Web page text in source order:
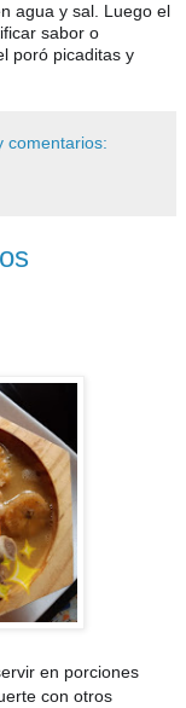
agua y sal. Luego el
sabor o
poró picaditas y
comentarios:
en porciones
con otros